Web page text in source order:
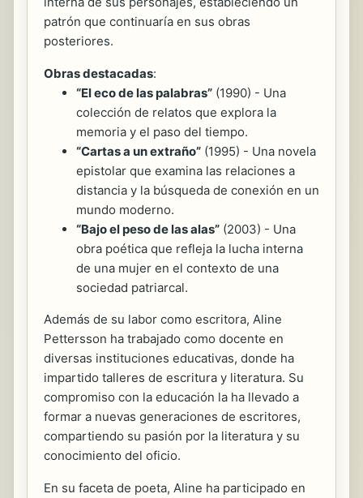
patrón que continuaría en sus obras
posteriores.
Obras destacadas:
“El eco de las palabras” (1990) - Una
colección de relatos que explora la
memoria y el paso del tiempo.
“Cartas a un extraño” (1995) - Una novela
epistolar que examina las relaciones a
distancia y la búsqueda de conexión en un
mundo moderno.
“Bajo el peso de las alas” (2003) - Una
obra poética que refleja la lucha interna
de una mujer en el contexto de una
sociedad patriarcal.
Además de su labor como escritora, Aline
Pettersson ha trabajado como docente en
diversas instituciones educativas, donde ha
impartido talleres de escritura y literatura. Su
compromiso con la educación la ha llevado a
formar a nuevas generaciones de escritores,
compartiendo su pasión por la literatura y su
conocimiento del oficio.
En su faceta de poeta, Aline ha participado en